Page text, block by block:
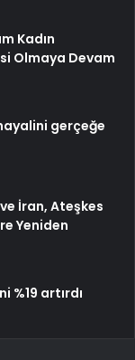
Kadın
Olmaya Devam
gerçeğe
İran, Ateşkes
Yeniden
%19 artırdı